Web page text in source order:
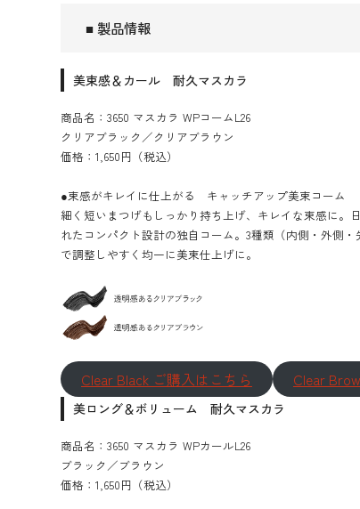
■ 製品情報
美束感＆カール 耐久マスカラ
商品名：3650 マスカラ WPコームL26
クリアブラック／クリアブラウン
価格：1,650円（税込）
●束感がキレイに仕上がる キャッチアップ美束コーム
細く短いまつげもしっかり持ち上げ、キレイな束感に。
れたコンパクト設計の独自コーム。3種類（内側・外側
で調整しやすく均一に美束仕上げに。
Clear Black ご購入はこちら Clear
美ロング＆ボリューム 耐久マスカラ
商品名：3650 マスカラ WPカールL26
ブラック／ブラウン
価格：1,650円（税込）